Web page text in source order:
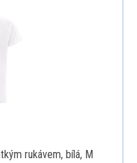
rukávem, bílá, M